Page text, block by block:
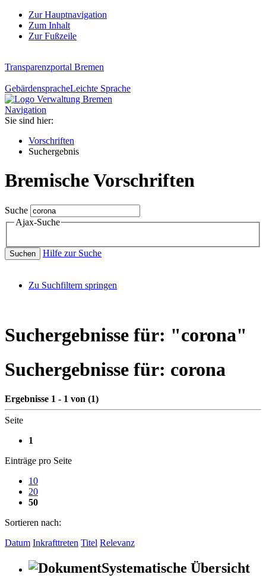
Zur Hauptnavigation
Zum Inhalt
Zur Fußzeile
Transparenzportal Bremen
GebärdenspracheLeichte Sprache
Navigation
Sie sind hier:
Vorschriften
Suchergebnis
Bremische Vorschriften
Suche
Ajax-Suche
Suchen Hilfe zur Suche
Zu Suchfiltern springen
Suchergebnisse für: "corona"
Suchergebnisse für: corona
Ergebnisse 1 - 1 von (1)
Seite
1
Einträge pro Seite
10
20
50
Sortieren nach:
Datum Inkrafttreten Titel Relevanz
Systematische Übersicht